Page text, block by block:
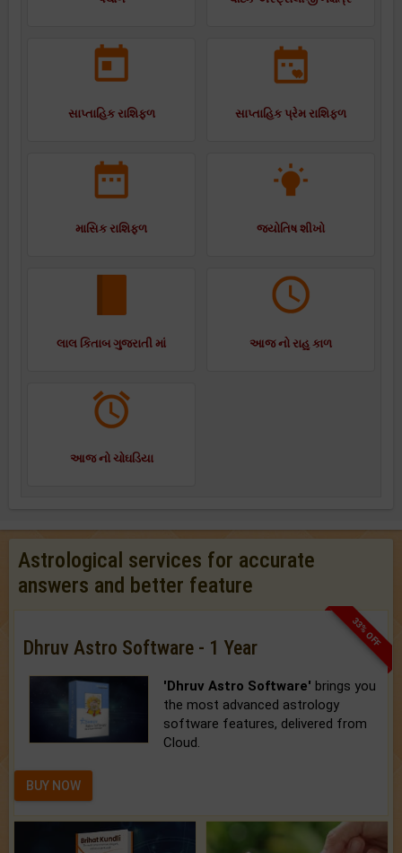
સાપ્તાહિક રાશિફળ સાપ્તાહિક પ્રેમ રાશિફળ
માસિક રાશિફળ જ્યોતિષ શીખો
લાલ કિતાબ ગુજરાતી માં આજ નો રાહુ કાળ
આજ નો ચોઘડિયા
Astrological services for accurate
answers and better feature
33% OFF
Dhruv Astro Software - 1 Year
'Dhruv Astro Software' brings you
the most advanced astrology
software features, delivered from
Cloud.
BUY NOW